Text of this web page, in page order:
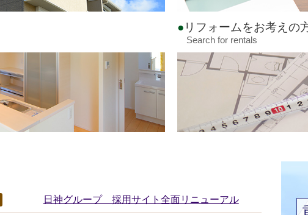
リフォームをお考えの
Search for rentals
日神グループ 採用サイト全面リニューアル